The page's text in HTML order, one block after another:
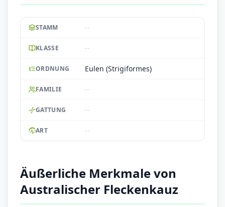
STAMM --
KLASSE --
ORDNUNG Eulen (Strigiformes)
FAMILIE --
GATTUNG --
ART --
Äußerliche Merkmale von
Australischer Fleckenkauz